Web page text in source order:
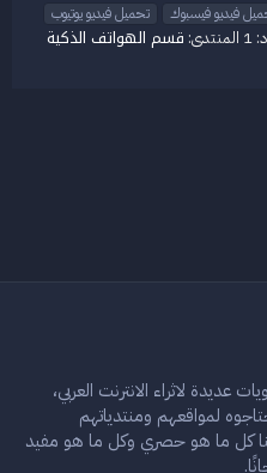
فيديو فيسبوك
تحميل فيديو يوتيوب
1 المنتدى: قسم الهواتف الذكية
لاثراء الانترنت العربي،
لمواقعهم ومنتدياتهم
كل ما هو حصري وكل ما هو مفيد